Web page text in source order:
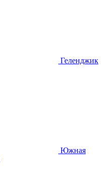
Геленджик
Южная